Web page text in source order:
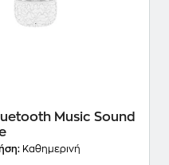
Music Sound
Καθημερινή